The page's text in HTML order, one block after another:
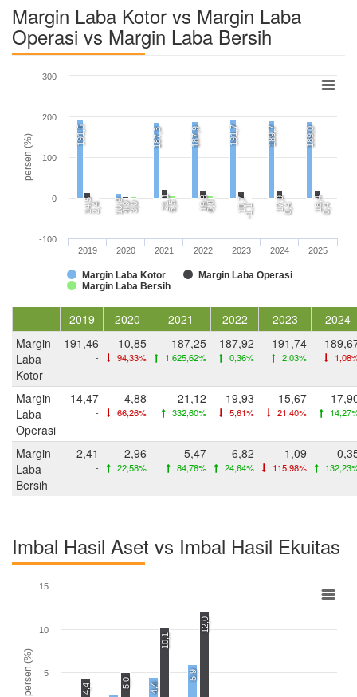
Margin Laba Kotor vs Margin Laba
Operasi vs Margin Laba Bersih
persen (%) 191,5
10,9
187,3 187,9 191,7 189,7 189,0
14,5 4,9 21,1 19,9 15,7 17,9 18,4
2,4 3,0 5,5 6,8 -1,1 0,4 0,4
Margin Laba Kotor
Margin Laba Operasi
Margin Laba Bersih
2019 2020 2021 2022 2023 2024 2025
-100
0
100
200
300
2019 2020 2021 2022 2023
2024
Margin
Laba
Kotor
191,46
-
10,85
94,33%
187,25
1.625,62%
187,92
0,36%
191,74
2,03%
Margin
Laba
Operasi
14,47
-
4,88
66,26%
21,12
332,60%
19,93
5,61%
15,67
21,40%
Margin
Laba
Bersih
2,41
-
2,96
22,58%
5,47
84,78%
6,82
24,64%
-1,09
115,98%
Imbal Hasil Aset vs Imbal Hasil Ekuitas
persen (%) 4,4
5,9
4,4 5,0
10,1
12,0
5
10
15